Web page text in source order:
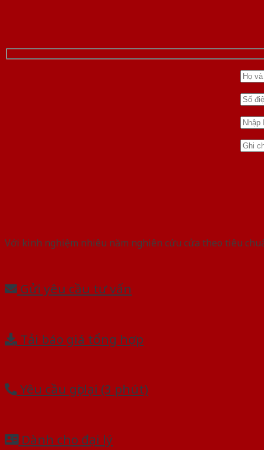
Với kinh nghiệm nhiêu năm nghiên cứu cửa theo tiêu
Gửi yêu cầu tư vấn
Tải báo giá tổng hợp
Yêu cầu gọi lại (3 phút)
Dành cho đại lý